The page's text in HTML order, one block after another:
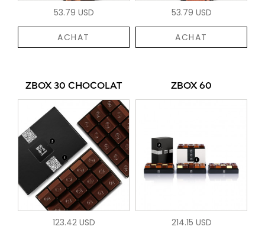
53.79 USD
ACHAT
53.79 USD
ACHAT
ZBOX 30 CHOCOLAT
123.42 USD
ZBOX 60
214.15 USD